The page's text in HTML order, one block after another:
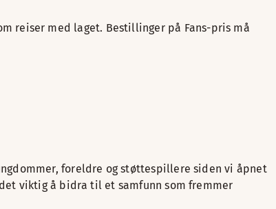
reiser med laget. Bestillinger på Fans-pris må
foreldre og støttespillere siden vi åpnet
viktig å bidra til et samfunn som fremmer